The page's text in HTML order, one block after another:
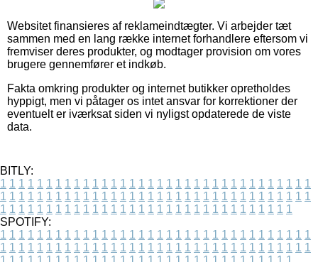
Websitet finansieres af reklameindtægter. Vi arbejder tæt
sammen med en lang række internet forhandlere eftersom vi
fremviser deres produkter, og modtager provision om vores
brugere gennemfører et indkøb.
Fakta omkring produkter og internet butikker opretholdes
hyppigt, men vi påtager os intet ansvar for korrektioner der
eventuelt er iværksat siden vi nyligst opdaterede de viste
data.
BITLY:
1 1 1 1 1 1 1 1 1 1 1 1 1 1 1 1 1 1 1 1 1 1 1 1 1 1 1 1 1 1 1 1 1 1
1 1 1 1 1 1 1 1 1 1 1 1 1 1 1 1 1 1 1 1 1 1 1 1 1 1 1 1 1 1 1 1 1 1
1 1 1 1 1 1 1 1 1 1 1 1 1 1 1 1 1 1 1 1 1 1 1 1 1 1 1 1 1 1 1 1
SPOTIFY:
1 1 1 1 1 1 1 1 1 1 1 1 1 1 1 1 1 1 1 1 1 1 1 1 1 1 1 1 1 1 1 1 1 1
1 1 1 1 1 1 1 1 1 1 1 1 1 1 1 1 1 1 1 1 1 1 1 1 1 1 1 1 1 1 1 1 1 1